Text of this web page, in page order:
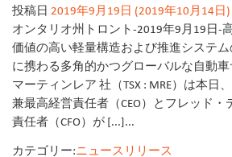
投稿日 2019年9月19日 (2019年10月14日)
オンタリオ州トロント-2019年9月19日-
価値の高い軽量構造および推進システ
に携わる多角的かつグローバルな自動
マーティンレア 社（TSX : MRE）は本日
兼最高経営責任者（CEO）とフレッド
責任者（CFO）が [...]...
カテゴリー:ニュースリリース